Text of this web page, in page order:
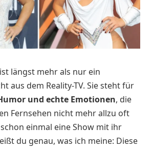
längst mehr als nur ein
aus dem Reality-TV. Sie steht für
und echte Emotionen, die
Fernsehen nicht mehr allzu oft
einmal eine Show mit ihr
du genau, was ich meine: Diese